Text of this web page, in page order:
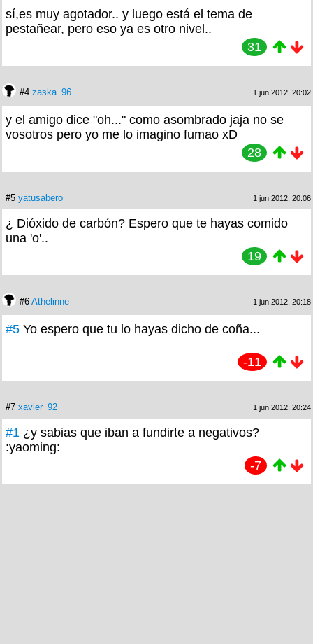
sí,es muy agotador.. y luego está el tema de
pestañear, pero eso ya es otro nivel..
31
#4 zaska_96 1 jun 2012, 20:02
y el amigo dice "oh..." como asombrado jaja no se
vosotros pero yo me lo imagino fumao xD
28
#5 yatusabero 1 jun 2012, 20:06
¿ Dióxido de carbón? Espero que te hayas comido
una 'o'..
19
#6 Athelinne 1 jun 2012, 20:18
#5 Yo espero que tu lo hayas dicho de coña...
-11
#7 xavier_92 1 jun 2012, 20:24
#1 ¿y sabias que iban a fundirte a negativos?
:yaoming:
-7